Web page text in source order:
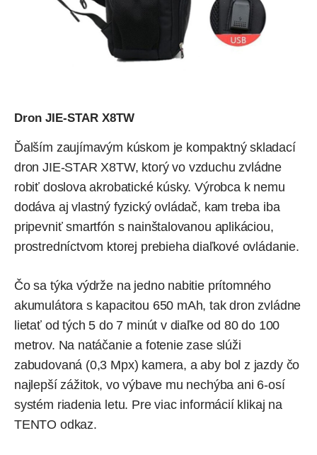
Dron JIE-STAR X8TW
Ďalším zaujímavým kúskom je kompaktný skladací
dron JIE-STAR X8TW, ktorý vo vzduchu zvládne
robiť doslova akrobatické kúsky. Výrobca k nemu
dodáva aj vlastný fyzický ovládač, kam treba iba
pripevniť smartfón s nainštalovanou aplikáciou,
prostredníctvom ktorej prebieha diaľkové ovládanie.
Čo sa týka výdrže na jedno nabitie prítomného
akumulátora s kapacitou 650 mAh, tak dron zvládne
lietať od tých 5 do 7 minút v diaľke od 80 do 100
metrov. Na natáčanie a fotenie zase slúži
zabudovaná (0,3 Mpx) kamera, a aby bol z jazdy čo
najlepší zážitok, vo výbave mu nechýba ani 6-osí
systém riadenia letu. Pre viac informácií klikaj na
TENTO odkaz.